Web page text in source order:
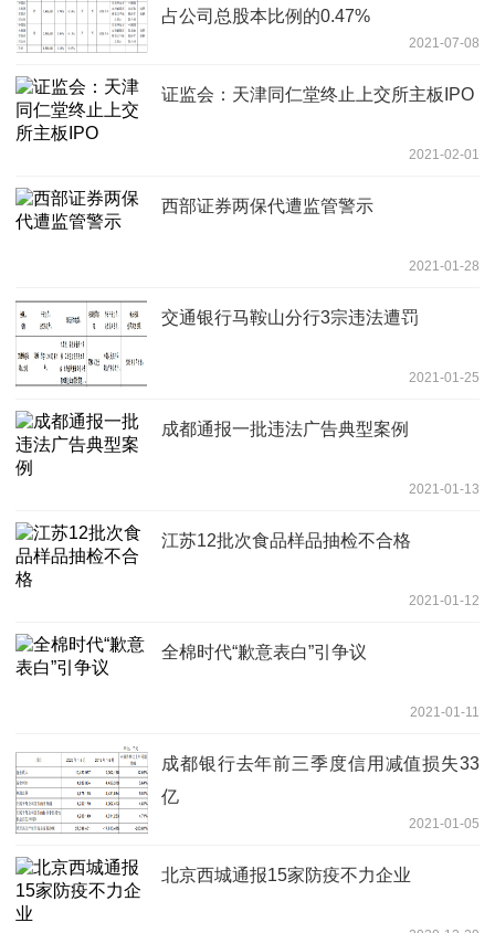
占公司总股本比例的0.47%
2021-07-08
证监会：天津同仁堂终止上交所主板IPO
2021-02-01
西部证券两保代遭监管警示
2021-01-28
交通银行马鞍山分行3宗违法遭罚
2021-01-25
成都通报一批违法广告典型案例
2021-01-13
江苏12批次食品样品抽检不合格
2021-01-12
全棉时代“歉意表白”引争议
2021-01-11
成都银行去年前三季度信用减值损失33
亿
2021-01-05
北京西城通报15家防疫不力企业